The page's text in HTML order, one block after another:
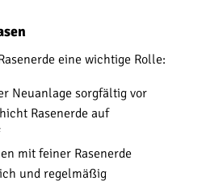
eine wichtige Rolle:
Neuanlage sorgfältig vor
Rasenerde auf
mit feiner Rasenerde
und regelmäßig